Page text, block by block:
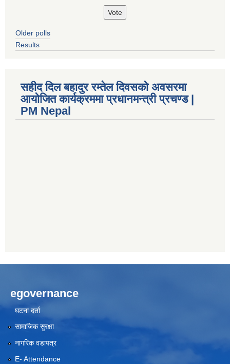
Older polls
Results
सहीद दिल बहादुर रम्तेल दिवसको अवसरमा
आयोजित कार्यक्रममा प्रधानमन्त्री प्रचण्ड |
PM Nepal
egovernance
घटना दर्ता
सामाजिक सुरक्षा
नागरिक वडापत्र
E- Attendance